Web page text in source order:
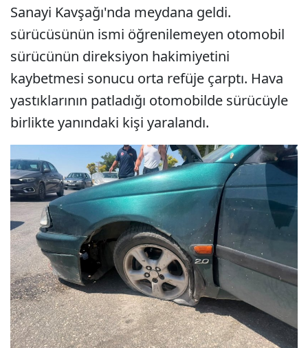
Sanayi Kavşağı'nda meydana geldi.
sürücüsünün ismi öğrenilemeyen otomobil
sürücünün direksiyon hakimiyetini
kaybetmesi sonucu orta refüje çarptı. Hava
yastıklarının patladığı otomobilde sürücüyle
birlikte yanındaki kişi yaralandı.